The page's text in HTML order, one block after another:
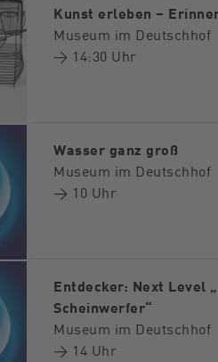
Kunst erleben –
Museum im Deutschhof
→ 14:30 Uhr
Wasser ganz groß
Museum im Deutschhof
→ 10 Uhr
Entdecker: Next Level
Scheinwerfer“
Museum im Deutschhof
→ 14 Uhr